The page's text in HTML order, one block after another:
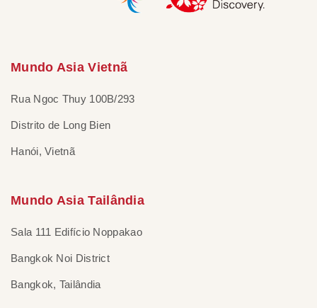
Mundo Asia Vietnã
Rua Ngoc Thuy 100B/293
Distrito de Long Bien
Hanói, Vietnã
Mundo Asia Tailândia
Sala 111 Edifício Noppakao
Bangkok Noi District
Bangkok, Tailândia